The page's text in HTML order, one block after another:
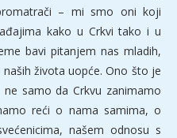
– mi smo oni koji
kako u Crkvi tako i u
bavi pitanjem nas mladih,
života uopće. Ono što je
samo da Crkvu zanimamo
reći o nama samima, o
našem odnosu s